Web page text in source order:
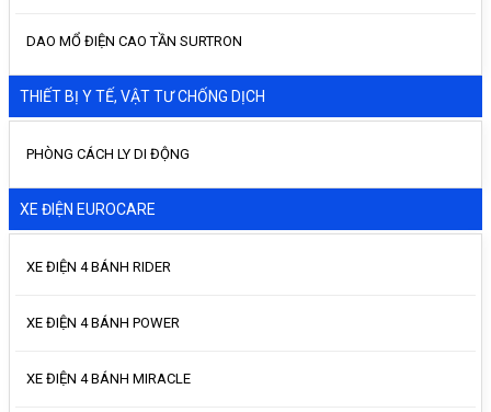
DAO MỔ ĐIỆN CAO TẦN SURTRON
THIẾT BỊ Y TẾ, VẬT TƯ CHỐNG DỊCH
PHÒNG CÁCH LY DI ĐỘNG
XE ĐIỆN EUROCARE
XE ĐIỆN 4 BÁNH RIDER
XE ĐIỆN 4 BÁNH POWER
XE ĐIỆN 4 BÁNH MIRACLE